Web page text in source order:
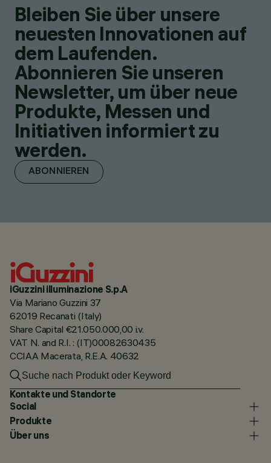
Bleiben Sie über unsere
neuesten Innovationen auf
dem Laufenden.
Abonnieren Sie unseren
Newsletter, um über neue
Produkte, Messen und
Initiativen informiert zu
werden.
ABONNIEREN
iGuzzini illuminazione S.p.A
Via Mariano Guzzini 37
62019 Recanati (Italy)
Share Capital €21.050.000,00 i.v.
VAT N. and R.I. : (IT)00082630435
CCIAA Macerata, R.E.A. 40632
Kontakte und Standorte
Social
Produkte
Über uns